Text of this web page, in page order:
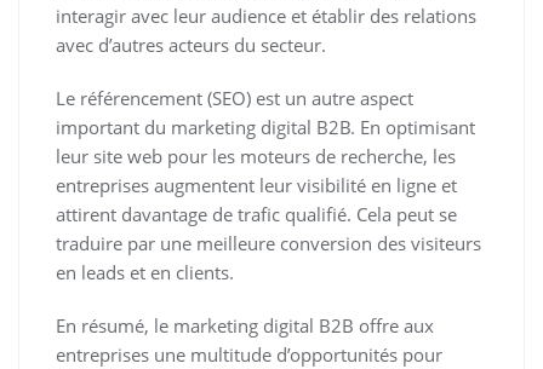
interagir avec leur audience et établir des relations
avec d’autres acteurs du secteur.
Le référencement (SEO) est un autre aspect
important du marketing digital B2B. En optimisant
leur site web pour les moteurs de recherche, les
entreprises augmentent leur visibilité en ligne et
attirent davantage de trafic qualifié. Cela peut se
traduire par une meilleure conversion des visiteurs
en leads et en clients.
En résumé, le marketing digital B2B offre aux
entreprises une multitude d’opportunités pour